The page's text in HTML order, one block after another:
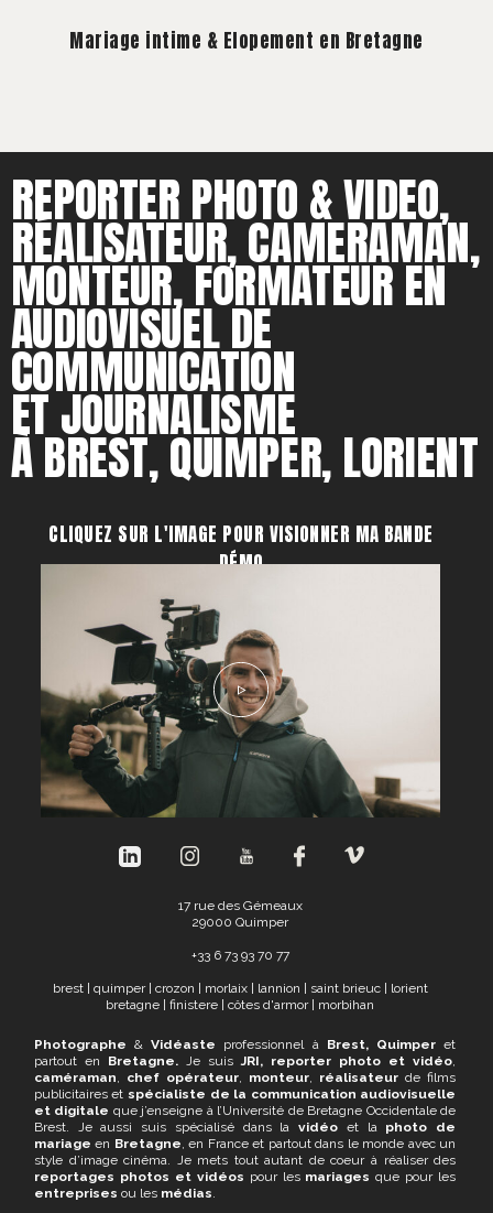
Mariage intime & Elopement en Bretagne
CLIQUEZ SUR L'IMAGE POUR VISIONNER MA BANDE
DÉMO
REPORTER PHOTO & VIDEO,
RÉALISATEUR, CAMERAMAN,
MONTEUR, FORMATEUR EN
AUDIOVISUEL DE
COMMUNICATION
ET JOURNALISME
À BREST, QUIMPER, LORIENT
Photographe & Vidéaste professionnel à Brest, Quimper et
partout en Bretagne. Je suisJRI, reporter photo et vidéo
caméraman
chef opérateur monteur réalisateur de films
publicitaires etspécialiste de la communication audiovisuelle
et digitale que j’enseigne à l’Université de Bretagne Occidentale de
Brest. Je aussi suis spécialisé dans lavidéo et la photo de
mariage en Bretagne , en France et partout dans le monde avec un
style d’image cinéma. Je mets tout autant de coeur à réaliser des
reportages photos et vidéos pour les mariages que pour les
entreprises ou les médias
17 rue des Gémeaux
29000 Quimper
+33 6 73 93 70 77
brest| quimper| crozon morlaix| lannion saint brieuc| lorient
bretagne |finistere |côtes d'armor| morbihan